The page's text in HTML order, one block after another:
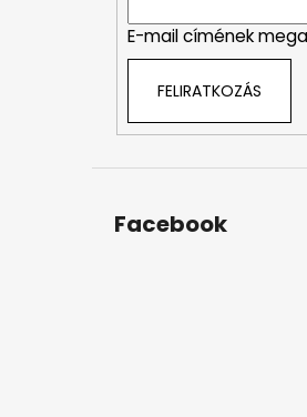
E-mail címének
FELIRATKOZÁS
Facebook